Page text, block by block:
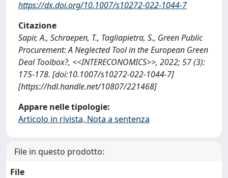
https://dx.doi.org/10.1007/s10272-022-1044-7
Citazione
Sapir, A., Schraepen, T., Tagliapietra, S., Green Public
Procurement: A Neglected Tool in the European Green
Deal Toolbox?, <<INTERECONOMICS>>, 2022; 57 (3):
175-178. [doi:10.1007/s10272-022-1044-7]
[https://hdl.handle.net/10807/221468]
Appare nelle tipologie:
Articolo in rivista, Nota a sentenza
File in questo prodotto:
File